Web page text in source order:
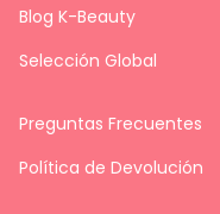
Blog K-Beauty
Selección Global
Preguntas Frecuentes
Política de Devolución